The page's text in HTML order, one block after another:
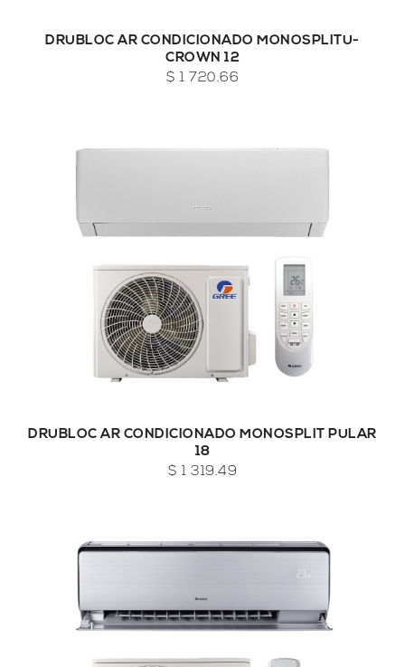
DRUBLOC AR CONDICIONADO MONOSPLITU-
CROWN 12
$ 1 720.66
DRUBLOC AR CONDICIONADO MONOSPLIT PULAR
18
$ 1 319.49